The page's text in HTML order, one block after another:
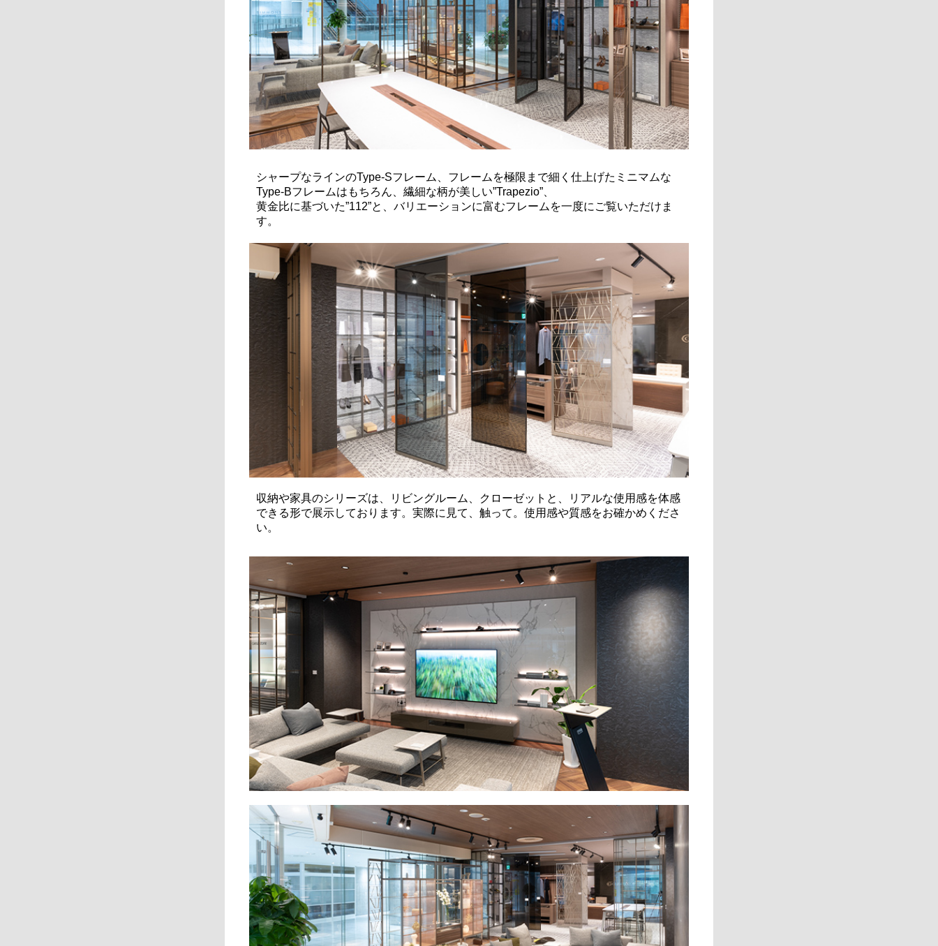
シャープなラインのType-Sフレーム、フレームを極限まで細く仕上げたミニマムな
Type-Bフレームはもちろん、繊細な柄が美しい”Trapezio”、
黄金比に基づいた”112”と、バリエーションに富むフレームを一度にご覧いただけま
す。
収納や家具のシリーズは、リビングルーム、クローゼットと、リアルな使用感を体感
できる形で展示しております。実際に見て、触って。使用感や質感をお確かめくださ
い。